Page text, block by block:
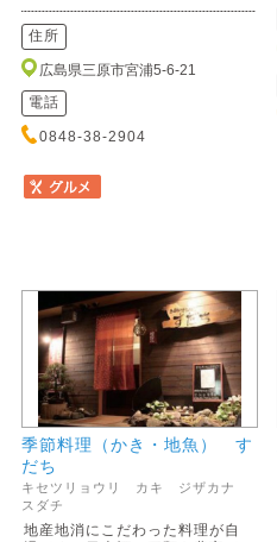
住所
広島県三原市宮浦5-6-21
電話
0848-38-2904
季節料理（かき・地魚） す
だち
キセツリョウリ カキ ジザカナ
スダチ
地産地消にこだわった料理が自